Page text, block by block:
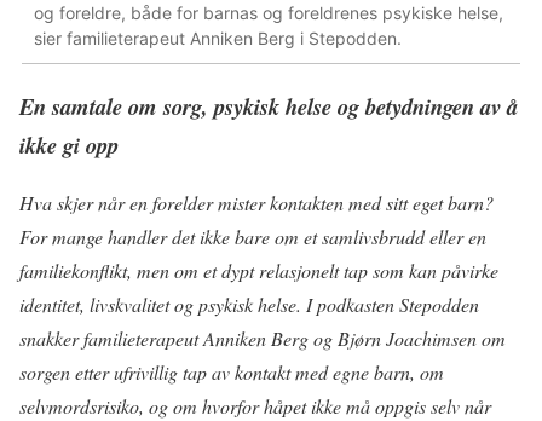
og foreldre, både for barnas og foreldrenes psykiske helse,
sier familieterapeut Anniken Berg i Stepodden.
En samtale om sorg, psykisk helse og betydningen av å
ikke gi opp
Hva skjer når en forelder mister kontakten med sitt eget barn?
For mange handler det ikke bare om et samlivsbrudd eller en
familiekonflikt, men om et dypt relasjonelt tap som kan påvirke
identitet, livskvalitet og psykisk helse. I podkasten Stepodden
snakker familieterapeut Anniken Berg og Bjørn Joachimsen om
sorgen etter ufrivillig tap av kontakt med egne barn, om
selvmordsrisiko, og om hvorfor håpet ikke må oppgis selv når